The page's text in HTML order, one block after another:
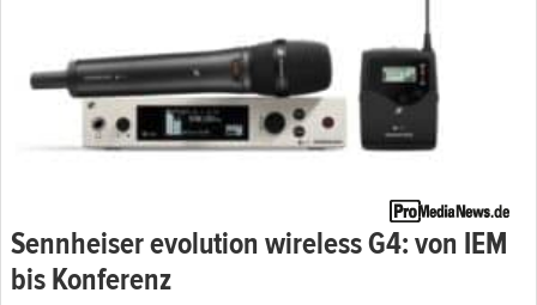
Sennheiser evolution wireless G4: von IEM
bis Konferenz